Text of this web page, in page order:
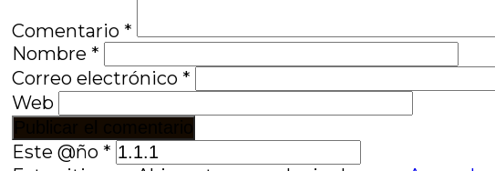
Comentario *
Nombre *
Correo electrónico *
Web
Este @ño *